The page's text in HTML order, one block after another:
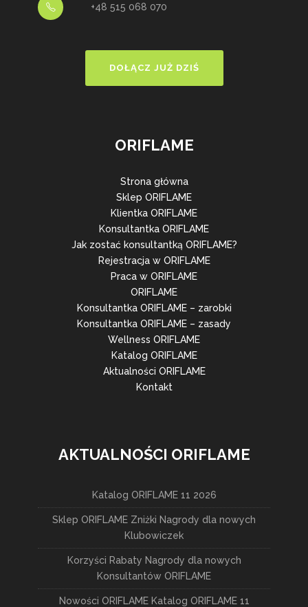
+48 515 068 070
DOŁĄCZ JUŻ DZIŚ
ORIFLAME
Strona główna
Sklep ORIFLAME
Klientka ORIFLAME
Konsultantka ORIFLAME
Jak zostać konsultantką ORIFLAME?
Rejestracja w ORIFLAME
Praca w ORIFLAME
ORIFLAME
Konsultantka ORIFLAME – zarobki
Konsultantka ORIFLAME – zasady
Wellness ORIFLAME
Katalog ORIFLAME
Aktualności ORIFLAME
Kontakt
AKTUALNOŚCI ORIFLAME
Katalog ORIFLAME 11 2026
Sklep ORIFLAME Zniżki Nagrody dla nowych
Klubowiczek
Korzyści Rabaty Nagrody dla nowych
Konsultantów ORIFLAME
Nowości ORIFLAME Katalog ORIFLAME 11